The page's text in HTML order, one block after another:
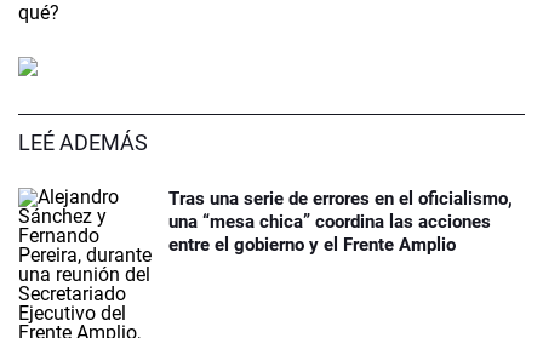
qué?
LEÉ ADEMÁS
Tras una serie de errores en el oficialismo,
una “mesa chica” coordina las acciones
entre el gobierno y el Frente Amplio